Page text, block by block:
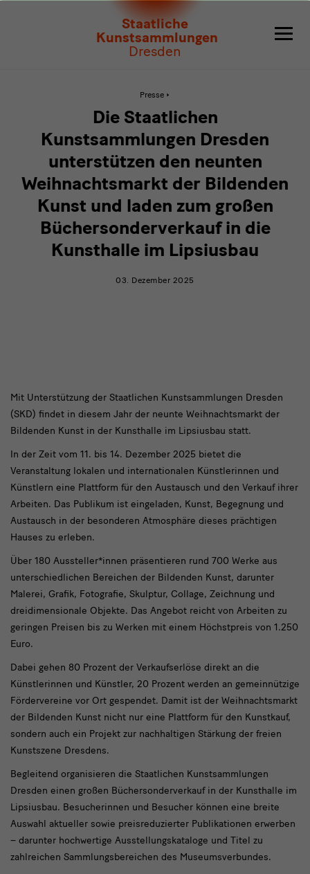
Staatliche
Kunstsammlungen
Dresden
Staatlichen
Kunstsammlungen
unterstützen
neunten
Weihnachtsmarkt
Bildenden
Büchersonderverkauf
in
die
Kunsthalle
im
Lipsiusbau
Presse
Staatlichen
Dresden
unterstützen
den
Weihnachtsmarkt
Bildenden
und
zum
großen
in
Die Staatlichen
Kunstsammlungen Dresden
unterstützen den neunten
Weihnachtsmarkt der Bildenden
Kunst und laden zum großen
Büchersonderverkauf in die
Kunsthalle im Lipsiusbau
03. Dezember 2025
Die
Staatlichen
Dresden
unterstützen
den
neunten
Weihnachtsmarkt
der
Bildenden
Kunst
und
laden
zum
großen
Büchersonderverkauf
in
die
Kunsthalle
im
Lipsiusbau
Mit Unterstützung der Staatlichen Kunstsammlungen Dresden
(SKD) findet in diesem Jahr der neunte Weihnachtsmarkt der
Bildenden Kunst in der Kunsthalle im Lipsiusbau statt.
In der Zeit vom 11. bis 14. Dezember 2025 bietet die
Veranstaltung lokalen und internationalen Künstlerinnen und
Künstlern eine Plattform für den Austausch und den Verkauf ihrer
Arbeiten. Das Publikum ist eingeladen, Kunst, Begegnung und
Austausch in der besonderen Atmosphäre dieses prächtigen
Hauses zu erleben.
Über 180 Aussteller*innen präsentieren rund 700 Werke aus
unterschiedlichen Bereichen der Bildenden Kunst, darunter
Malerei, Grafik, Fotografie, Skulptur, Collage, Zeichnung und
dreidimensionale Objekte. Das Angebot reicht von Arbeiten zu
geringen Preisen bis zu Werken mit einem Höchstpreis von 1.250
Euro.
Dabei gehen 80 Prozent der Verkaufserlöse direkt an die
Künstlerinnen und Künstler, 20 Prozent werden an gemeinnützige
Fördervereine vor Ort gespendet. Damit ist der Weihnachtsmarkt
der Bildenden Kunst nicht nur eine Plattform für den Kunstkauf,
sondern auch ein Projekt zur nachhaltigen Stärkung der freien
Kunstszene Dresdens.
Begleitend organisieren die Staatlichen Kunstsammlungen
Dresden einen großen Büchersonderverkauf in der Kunsthalle im
Lipsiusbau. Besucherinnen und Besucher können eine breite
Auswahl aktueller sowie preisreduzierter Publikationen erwerben
– darunter hochwertige Ausstellungskataloge und Titel zu
zahlreichen Sammlungsbereichen des Museumsverbundes.